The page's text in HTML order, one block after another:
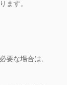
ます。
要な場合は、